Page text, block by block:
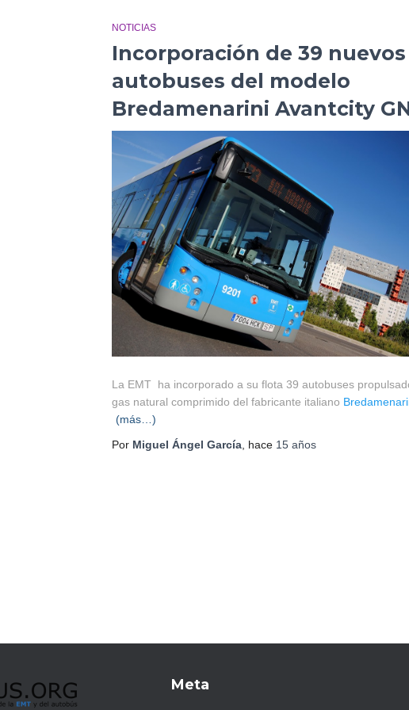
NOTICIAS
Incorporación de 39 nuevos
autobuses del modelo
Bredamenarini Avantcity
La EMT ha incorporado a su flota 39 autobuses
gas natural comprimido del fabricante italiano
(más…)
Por Miguel Ángel García , hace 15 años
Meta